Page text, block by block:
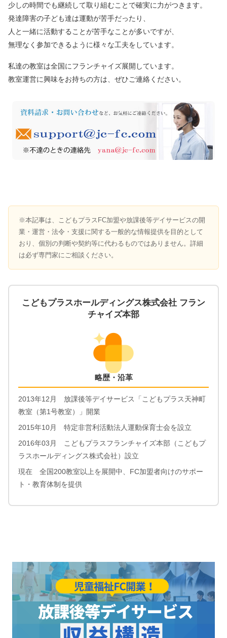
少しの時間でも継続して取り組むことで確実に力がつきます。
発達障害の子ども達は運動が苦手だったり、
人と一緒に活動することが苦手なことが多いですが、
無理なく参加できるように様々な工夫をしています。
私達の教室は全国にフランチャイズ展開しています。
教室運営に興味をお持ちの方は、ぜひご連絡ください。
※本記事は、こどもプラスFC加盟や放課後等デイサービスの開
業・運営・法令・支援に関する一般的な情報提供を目的として
おり、個別の判断や契約等に代わるものではありません。詳細
は必ず専門家にご相談ください。
こどもプラスホールディングス株式会社 フラン
チャイズ本部
略歴・沿革
2013年12月 放課後等デイサービス「こどもプラス天神町
教室（第1号教室）」開業
2015年10月 特定非営利活動法人運動保育士会を設立
2016年03月 こどもプラスフランチャイズ本部（こどもプ
ラスホールディングス株式会社）設立
現在 全国200教室以上を展開中、FC加盟者向けのサポー
ト・教育体制を提供